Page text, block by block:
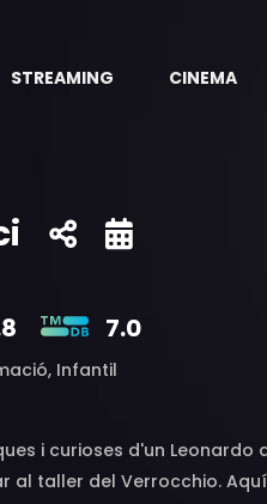
STREAMING CINEMA
7.0
Infantil
i curioses d'un Leonardo
al taller del Verrocchio.